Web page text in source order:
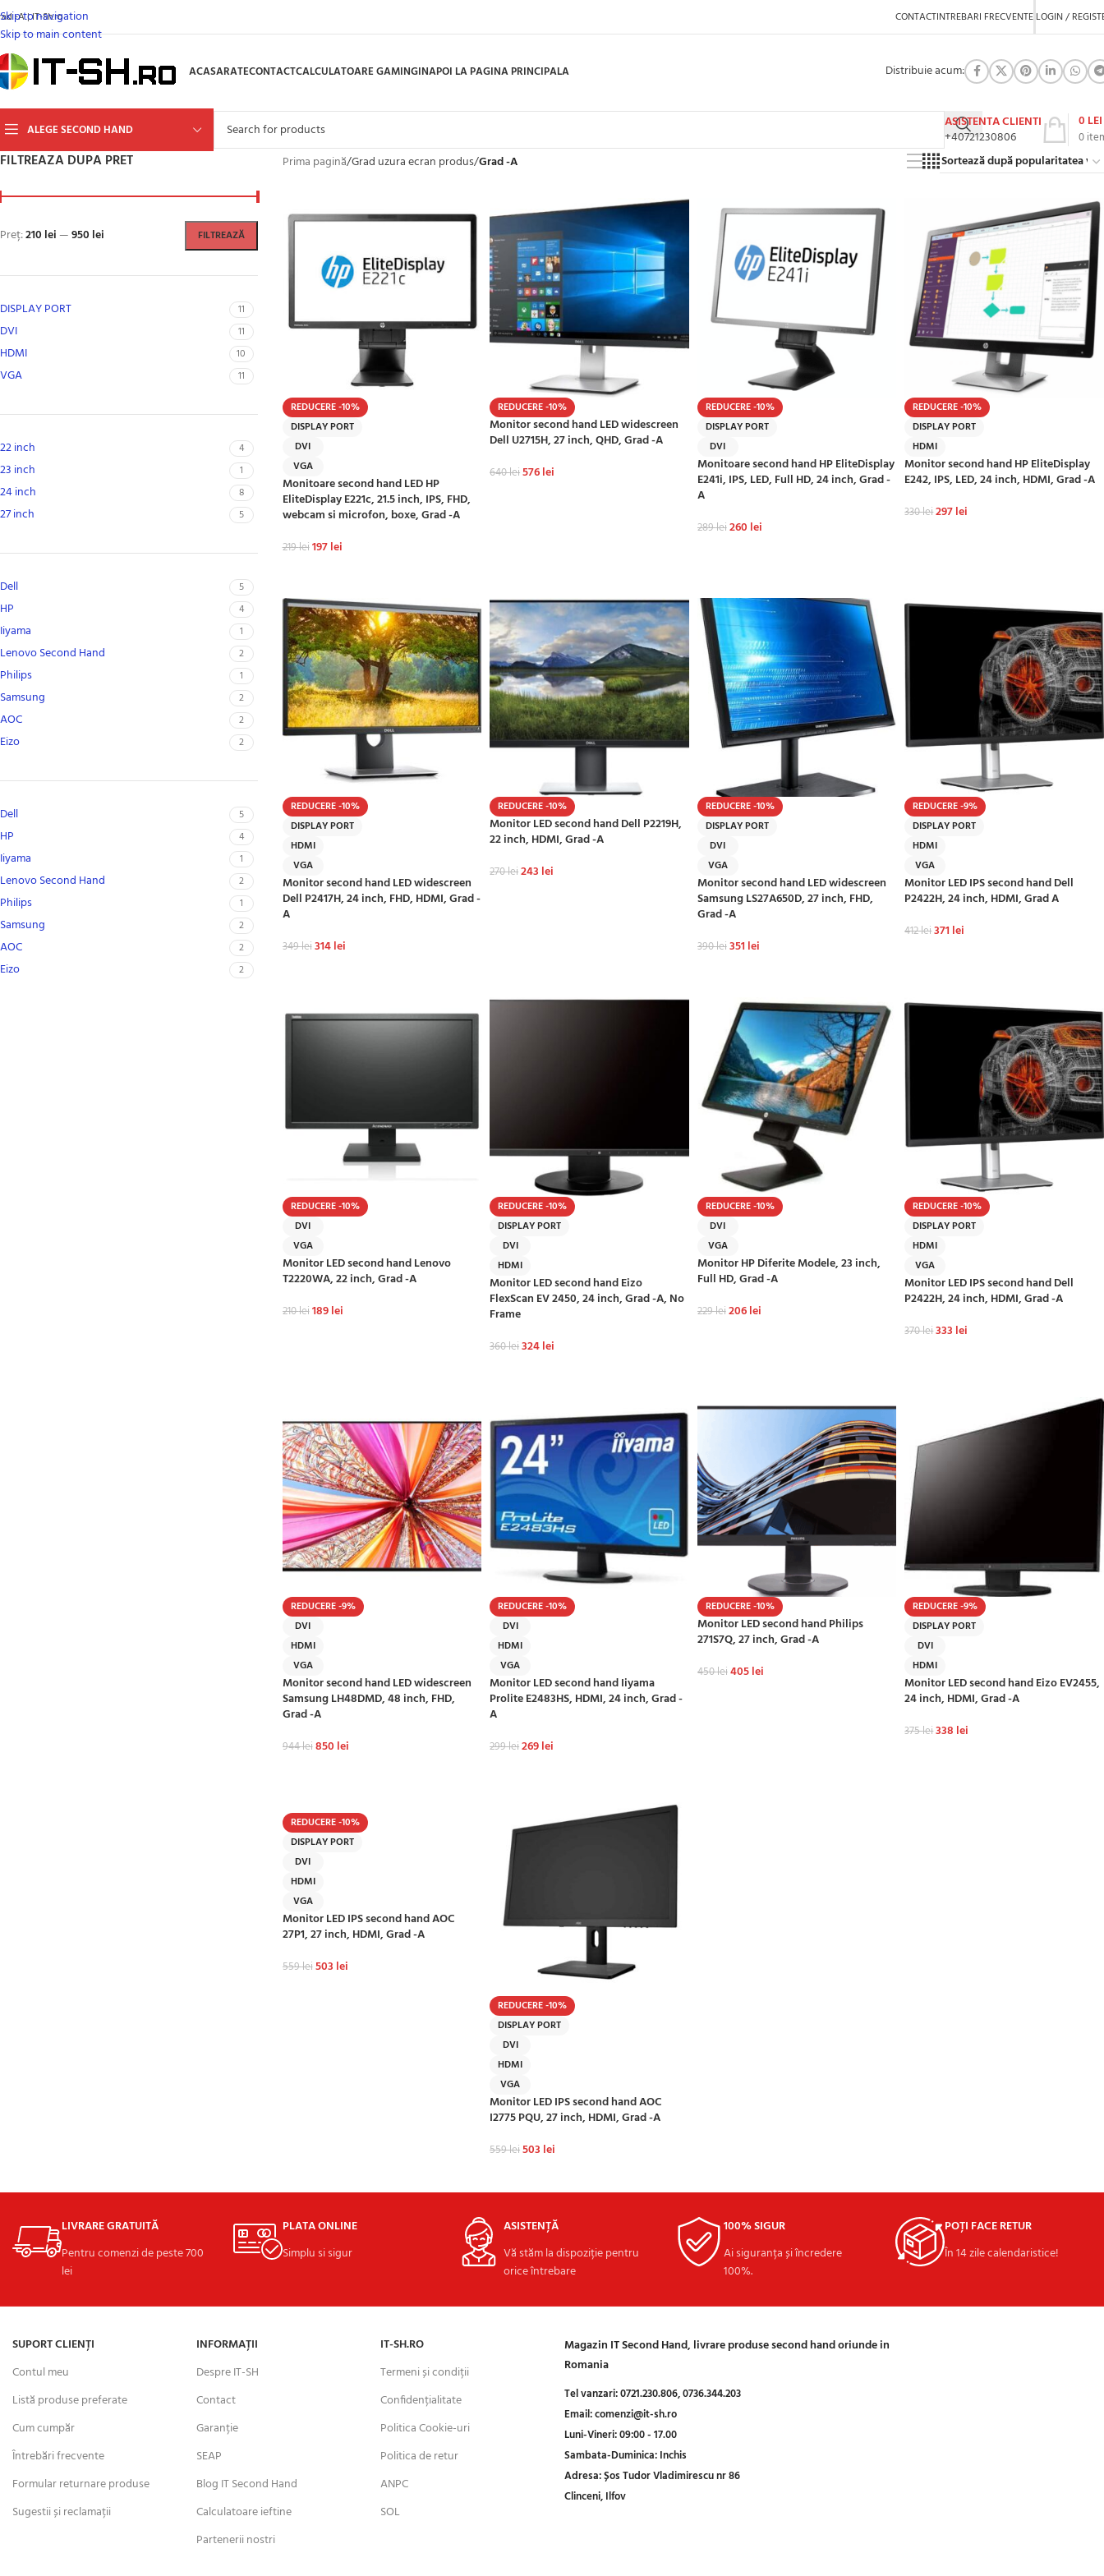
Skip to navigation
Skip to main content
-A | IT-Sh.ro CONTACTINTREBARI FRECVENTE LOGIN /
ACASARATECONTACTCALCULATOARE GAMINGINAPOI LA PAGINA PRINCIPALA Distribuie acum:
ALEGE SECOND HAND
ASISTENTA CLIENTI
+40721230806
0
0 LEI
FILTREAZA DUPA PRET
FILTREAZĂ
Preț:210 lei—950 lei
DISPLAY PORT 11
DVI 11
HDMI 10
VGA 11
22 inch 4
23 inch 1
24 inch 8
27 inch 5
Dell 5
HP 4
Iiyama 1
Lenovo Second Hand 2
Philips 1
Samsung 2
AOC 2
Eizo 2
Dell 5
HP 4
Iiyama 1
Lenovo Second Hand 2
Philips 1
Samsung 2
AOC 2
Eizo 2
Prima pagină/Grad uzura ecran produs/Grad -A
REDUCERE -10%
DISPLAY PORT
DVI
VGA
Monitoare second hand LED HP
EliteDisplay E221c, 21.5 inch, IPS, FHD,
webcam si microfon, boxe, Grad -A
219lei197lei
REDUCERE -10%
Monitor second hand LED widescreen
Dell U2715H, 27 inch, QHD, Grad -A
640lei576lei
REDUCERE -10%
DISPLAY PORT
DVI
Monitoare second hand HP EliteDisplay
E241i, IPS, LED, Full HD, 24 inch, Grad -
A
289lei260 lei
REDUCERE -10%
DISPLAY PORT
HDMI
Monitor second hand HP EliteDisplay
E242, IPS, LED, 24 inch, HDMI, Grad -A
330lei297lei
REDUCERE -10%
DISPLAY PORT
HDMI
VGA
Monitor second hand LED widescreen
Dell P2417H, 24 inch, FHD, HDMI, Grad -
A
349lei314lei
REDUCERE -10%
Monitor LED second hand Dell P2219H,
22 inch, HDMI, Grad -A
270lei243 lei
REDUCERE -10%
DISPLAY PORT
DVI
VGA
Monitor second hand LED widescreen
Samsung LS27A650D, 27 inch, FHD,
Grad -A
390lei351 lei
REDUCERE -9%
DISPLAY PORT
HDMI
VGA
Monitor LED IPS second hand Dell
P2422H, 24 inch, HDMI, Grad A
412lei371 lei
REDUCERE -10%
DVI
VGA
Monitor LED second hand Lenovo
T2220WA, 22 inch, Grad -A
210lei189lei
REDUCERE -10%
DISPLAY PORT
DVI
HDMI
Monitor LED second hand Eizo
FlexScan EV 2450, 24 inch, Grad -A, No
Frame
360lei324lei
REDUCERE -10%
DVI
VGA
Monitor HP Diferite Modele, 23 inch,
Full HD, Grad -A
229lei206lei
REDUCERE -10%
DISPLAY PORT
HDMI
VGA
Monitor LED IPS second hand Dell
P2422H, 24 inch, HDMI, Grad -A
370lei333 lei
REDUCERE -9%
DVI
HDMI
VGA
Monitor second hand LED widescreen
Samsung LH48DMD, 48 inch, FHD,
Grad -A
944lei850 lei
REDUCERE -10%
DVI
HDMI
VGA
Monitor LED second hand Iiyama
Prolite E2483HS, HDMI, 24 inch, Grad -
A
299lei269lei
REDUCERE -10%
Monitor LED second hand Philips
271S7Q, 27 inch, Grad -A
450lei405lei
REDUCERE -9%
DISPLAY PORT
DVI
HDMI
Monitor LED second hand Eizo EV2455,
24 inch, HDMI, Grad -A
375lei338 lei
REDUCERE -10%
DISPLAY PORT
DVI
HDMI
VGA
Monitor LED IPS second hand AOC
27P1, 27 inch, HDMI, Grad -A
559lei503 lei
REDUCERE -10%
DISPLAY PORT
DVI
HDMI
VGA
Monitor LED IPS second hand AOC
I2775 PQU, 27 inch, HDMI, Grad -A
559lei503 lei
LIVRARE GRATUITĂ
Pentru comenzi de peste 700
lei
PLATA ONLINE
Simplu si sigur
ASISTENȚĂ
Vă stăm la dispoziție pentru
orice întrebare
100% SIGUR
Ai siguranța și încredere
100%.
POȚI FACE RETUR
În 14 zile calendaristice!
SUPORT CLIENȚI
Contul meu
Listă produse preferate
Cum cumpăr
Întrebări frecvente
Formular returnare produse
Sugestii și reclamații
INFORMAȚII
Despre IT-SH
Contact
Garanție
SEAP
Blog IT Second Hand
Calculatoare ieftine
Partenerii nostri
IT-SH.RO
Termeni și condiții
Confidențialitate
Politica Cookie-uri
Politica de retur
ANPC
SOL
Magazin IT Second Hand, livrare produse second hand oriunde in
Romania
Tel vanzari:0721.230.806,0736.344.203
Email:comenzi@it-sh.ro
Luni-Vineri:09:00 - 17.00
Sambata-Duminica:Inchis
Adresa:Șos Tudor Vladimirescu nr 86
Clinceni, Ilfov